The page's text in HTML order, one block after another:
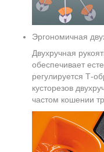
Эргономичная
Двухручная
обеспечивает
регулируется Т-
кусторезов
частом кошении